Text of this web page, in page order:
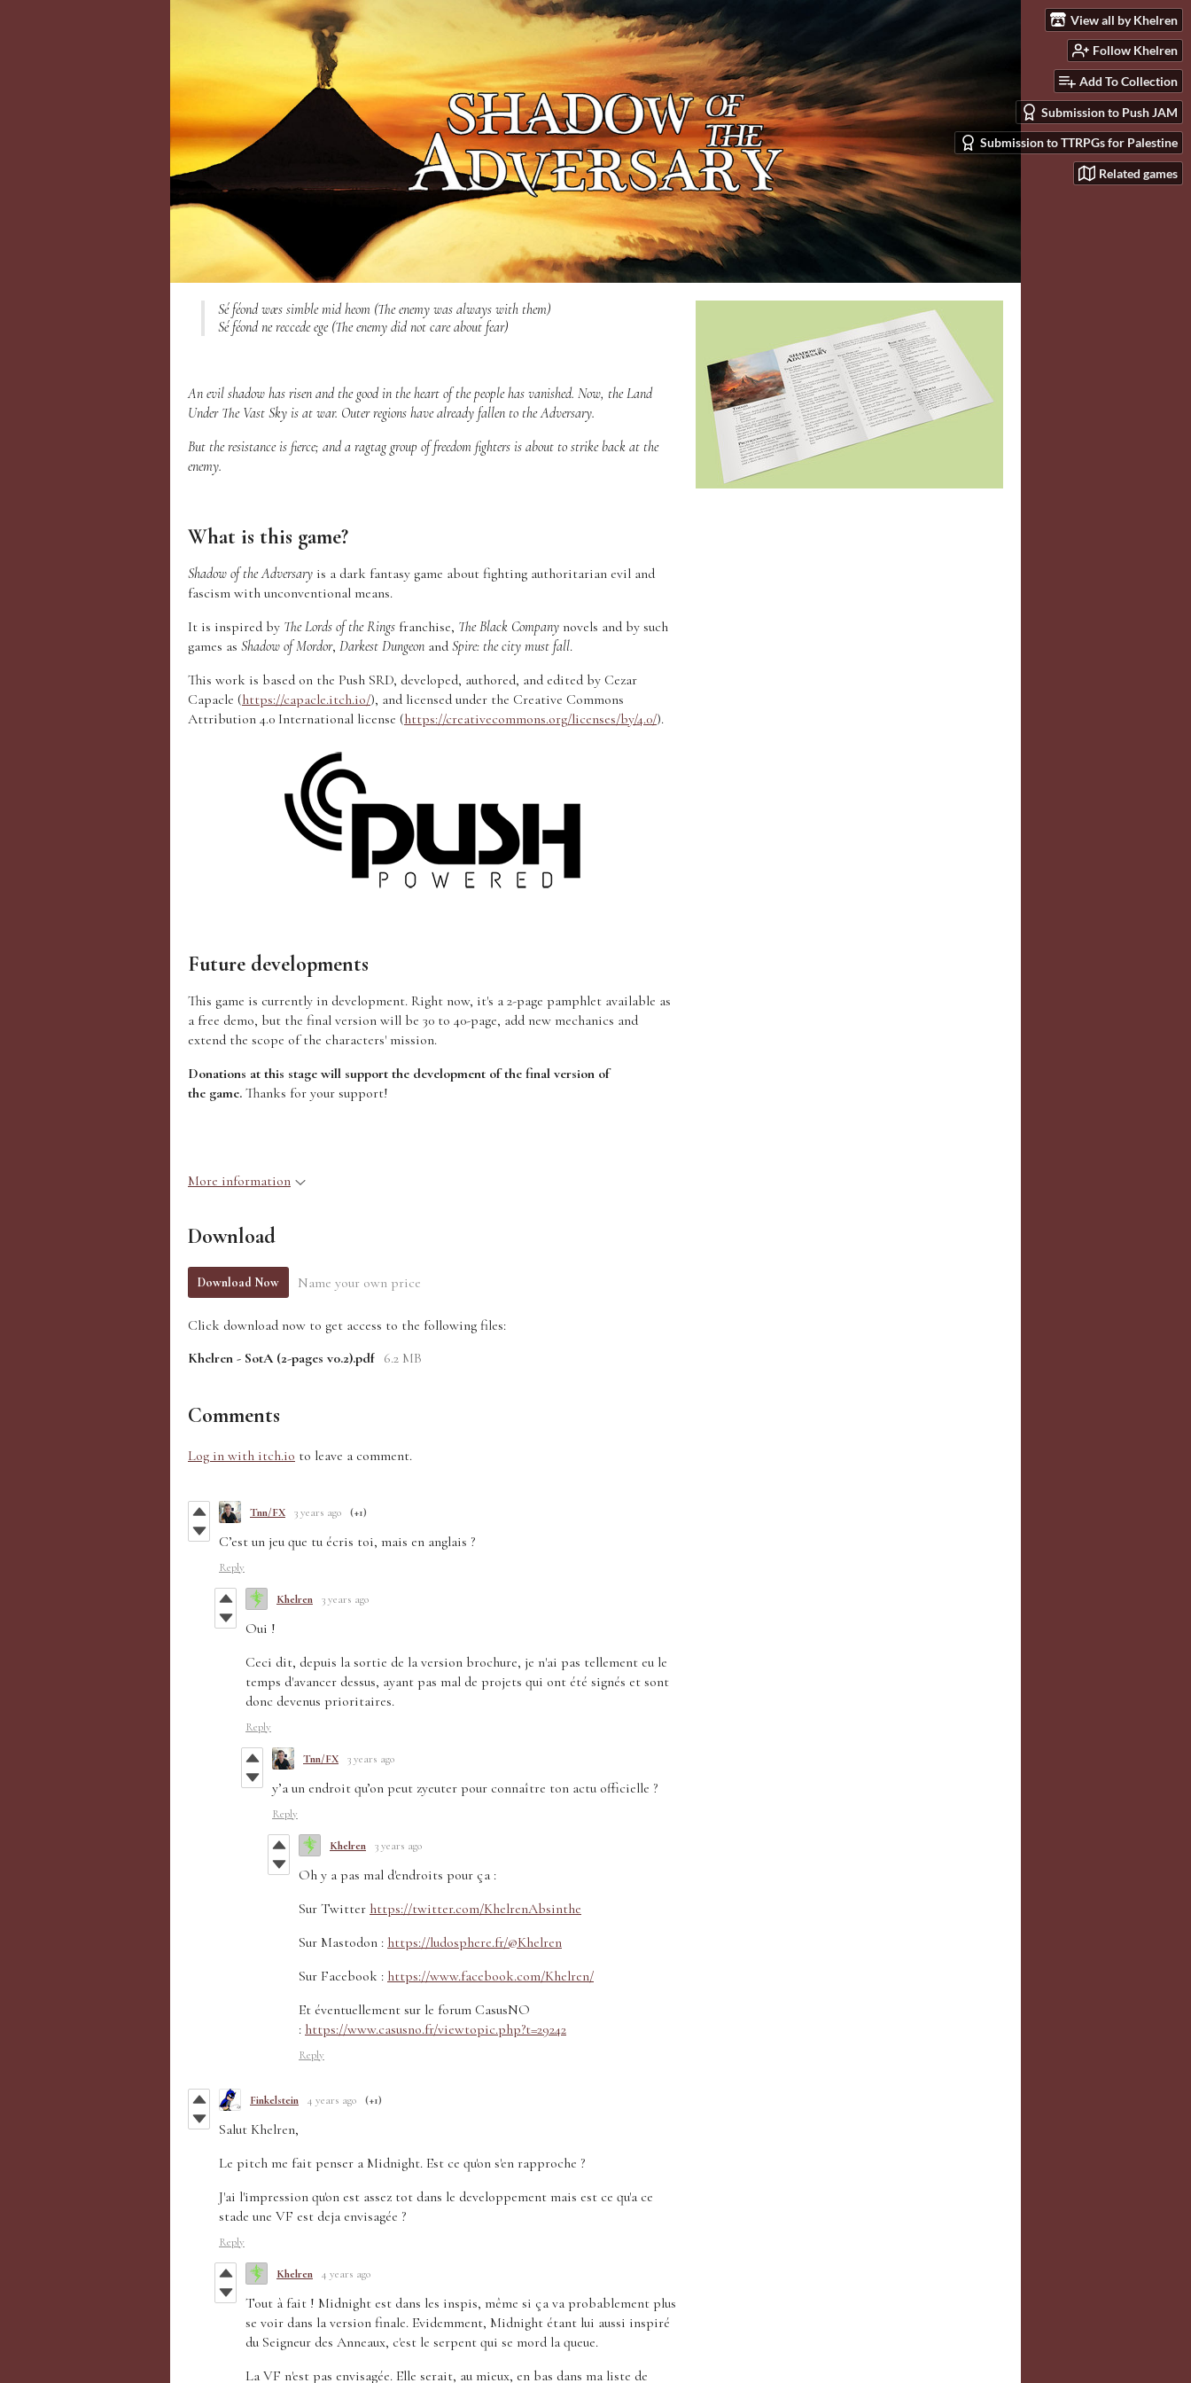
View all by Khelren
Follow Khelren
Add To Collection
Submission to Push JAM
Submission to TTRPGs for Palestine
Related games
Sé féond wæs simble mid heom (The enemy was always with them)
Sé féond ne reccede ege (The enemy did not care about fear)
An evil shadow has risen and the good in the heart of the people has vanished. Now, the Land
Under The Vast Sky is at war. Outer regions have already fallen to the Adversary.
But the resistance is fierce; and a ragtag group of freedom fighters is about to strike back at the
enemy.
What is this game?
Shadow of the Adversary is a dark fantasy game about fighting authoritarian evil and
fascism with unconventional means.
It is inspired by The Lords of the Rings franchise, The Black Company novels and by such
games as Shadow of Mordor, Darkest Dungeon and Spire: the city must fall.
This work is based on the Push SRD, developed, authored, and edited by Cezar
Capacle (https://capacle.itch.io/), and licensed under the Creative Commons
Attribution 4.0 International license (https://creativecommons.org/licenses/by/4.0/).
Future developments
This game is currently in development. Right now, it's a 2-page pamphlet available as
a free demo, but the final version will be 30 to 40-page, add new mechanics and
extend the scope of the characters' mission.
Donations at this stage will support the development of the final version of
the game. Thanks for your support!
More information
Download
Download Now Name your own price
Click download now to get access to the following files:
Khelren - SotA (2-pages v0.2).pdf 6.2 MB
Comments
Log in with itch.io to leave a comment.
Tnn/FX 3 years ago (+1)
C’est un jeu que tu écris toi, mais en anglais ?
Reply
Khelren 3 years ago
Oui !
Ceci dit, depuis la sortie de la version brochure, je n'ai pas tellement eu le
temps d'avancer dessus, ayant pas mal de projets qui ont été signés et sont
donc devenus prioritaires.
Reply
Tnn/FX 3 years ago
y’a un endroit qu’on peut zyeuter pour connaître ton actu officielle ?
Reply
Khelren 3 years ago
Oh y a pas mal d'endroits pour ça :
Sur Twitter https://twitter.com/KhelrenAbsinthe
Sur Mastodon : https://ludosphere.fr/@Khelren
Sur Facebook : https://www.facebook.com/Khelren/
Et éventuellement sur le forum CasusNO
: https://www.casusno.fr/viewtopic.php?t=29242
Reply
Finkelstein 4 years ago (+1)
Salut Khelren,
Le pitch me fait penser a Midnight. Est ce qu'on s'en rapproche ?
J'ai l'impression qu'on est assez tot dans le developpement mais est ce qu'a ce
stade une VF est deja envisagée ?
Reply
Khelren 4 years ago
Tout à fait ! Midnight est dans les inspis, même si ça va probablement plus
se voir dans la version finale. Evidemment, Midnight étant lui aussi inspiré
du Seigneur des Anneaux, c'est le serpent qui se mord la queue.
La VF n'est pas envisagée. Elle serait, au mieux, en bas dans ma liste de